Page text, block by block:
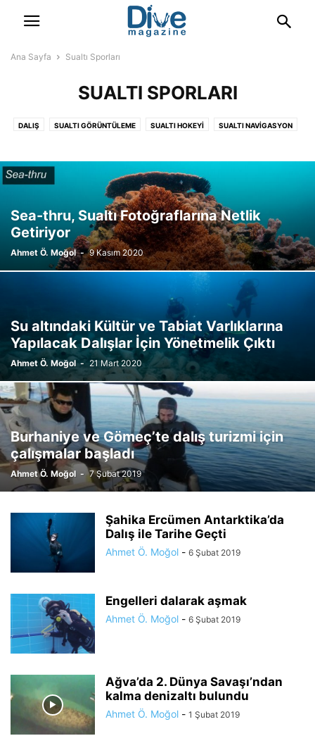
Ana Sayfa Sualtı Sporları
SUALTI SPORLARI
DALIŞ SUALTI GÖRÜNTÜLEME SUALTI HOKEYI SUALTI NAVIGASYON
Sea-thru, Sualtı Fotoğraflarına Netlik
Getiriyor
Ahmet Ö. Moğol - 9 Kasım 2020
Su altındaki Kültür ve Tabiat Varlıklarına
Yapılacak Dalışlar İçin Yönetmelik Çıktı
Ahmet Ö. Moğol - 21 Mart 2020
Burhaniye ve Gömeç’te dalış turizmi için
çalışmalar başladı
Ahmet Ö. Moğol - 7 Şubat 2019
Şahika Ercümen Antarktika’da
Dalış ile Tarihe Geçti
Ahmet Ö. Moğol - 6 Şubat 2019
Engelleri dalarak aşmak
Ahmet Ö. Moğol - 6 Şubat 2019
Ağva’da 2. Dünya Savaşı’ndan
kalma denizaltı bulundu
Ahmet Ö. Moğol - 1 Şubat 2019